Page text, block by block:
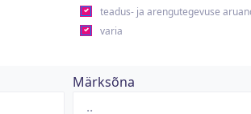
teadus- ja arengutegevuse
varia
Märksõna